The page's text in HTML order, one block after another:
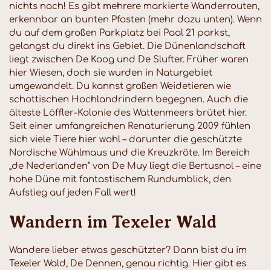
nichts nach! Es gibt mehrere markierte Wanderrouten,
erkennbar an bunten Pfosten (mehr dazu unten). Wenn
du auf dem großen Parkplatz bei Paal 21 parkst,
gelangst du direkt ins Gebiet. Die Dünenlandschaft
liegt zwischen De Koog und De Slufter. Früher waren
hier Wiesen, doch sie wurden in Naturgebiet
umgewandelt. Du kannst großen Weidetieren wie
schottischen Hochlandrindern begegnen. Auch die
älteste Löffler-Kolonie des Wattenmeers brütet hier.
Seit einer umfangreichen Renaturierung 2009 fühlen
sich viele Tiere hier wohl – darunter die geschützte
Nordische Wühlmaus und die Kreuzkröte. Im Bereich
„de Nederlanden“ von De Muy liegt die Bertusnol – eine
hohe Düne mit fantastischem Rundumblick, den
Aufstieg auf jeden Fall wert!
Wandern im Texeler Wald
Wandere lieber etwas geschützter? Dann bist du im
Texeler Wald, De Dennen, genau richtig. Hier gibt es